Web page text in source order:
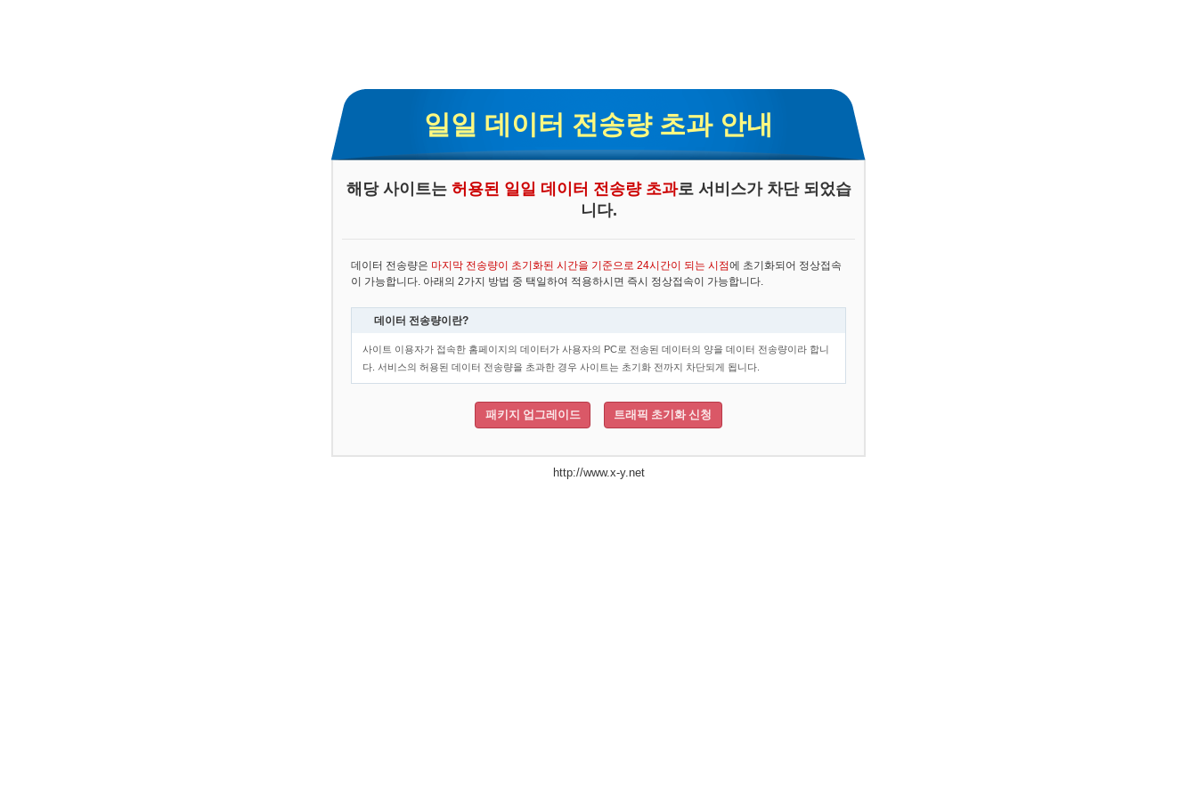
일일 데이터 전송량 초과 안내
해당 사이트는 허용된 일일 데이터 전송량 초과로 서비스가 차단 되었습
니다.
데이터 전송량은 마지막 전송량이 초기화된 시간을 기준으로 24시간이 되는 시점에 초기화되어 정상접속
이 가능합니다. 아래의 2가지 방법 중 택일하여 적용하시면 즉시 정상접속이 가능합니다.
데이터 전송량이란?
사이트 이용자가 접속한 홈페이지의 데이터가 사용자의 PC로 전송된 데이터의 양을 데이터 전송량이라 합니
다. 서비스의 허용된 데이터 전송량을 초과한 경우 사이트는 초기화 전까지 차단되게 됩니다.
패키지 업그레이드 트래픽 초기화 신청
http://www.x-y.net